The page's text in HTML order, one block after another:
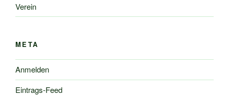
Verein
META
Anmelden
Eintrags-Feed